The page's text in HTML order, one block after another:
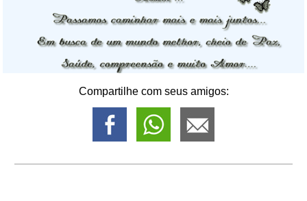
Compartilhe com seus amigos: